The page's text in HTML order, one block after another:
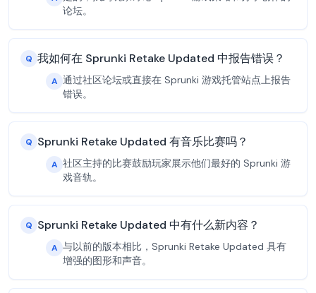
论坛。
Q 我如何在 Sprunki Retake Updated 中报告错误？
A 通过社区论坛或直接在 Sprunki 游戏托管站点上报告
错误。
Q Sprunki Retake Updated 有音乐比赛吗？
A 社区主持的比赛鼓励玩家展示他们最好的 Sprunki 游
戏音轨。
Q Sprunki Retake Updated 中有什么新内容？
A 与以前的版本相比，Sprunki Retake Updated 具有
增强的图形和声音。